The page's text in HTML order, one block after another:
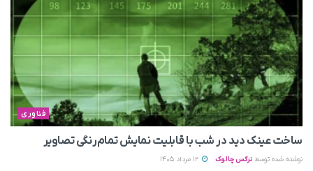
فناوری
ساخت عینک دید در شب با قابلیت نمایش تمام‌رنگی تصاویر
نوشته شده توسط نرگس چالوک